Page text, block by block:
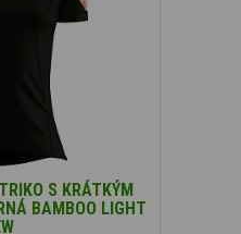
S KRÁTKÝM
BAMBOO LIGHT